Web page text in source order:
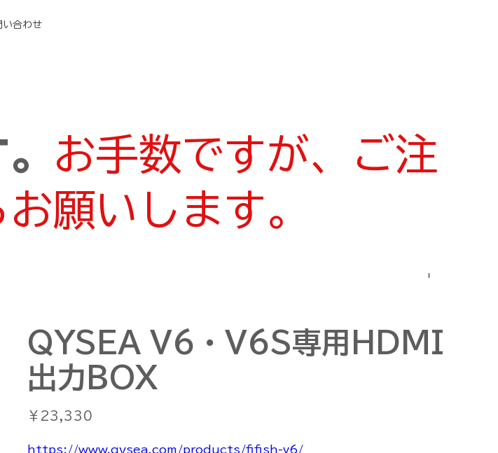
い合わせ
お手数ですが、ご注
願いします。
QYSEA V6・V6S専用HDMI
出力BOX
格
￥23,330
https://www.qysea.com/products/fifish-v6/